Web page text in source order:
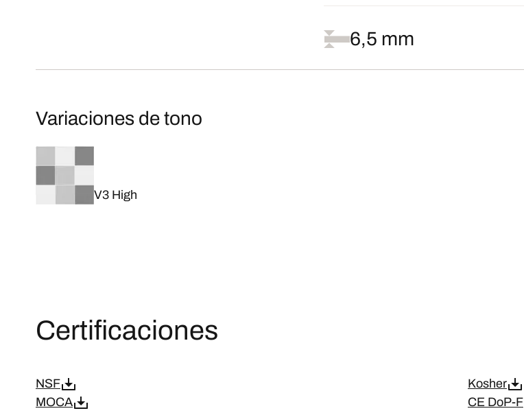
6,5 mm
Variaciones de tono
V3 High
Certificaciones
NSF
Kosher
MOCA
CE DoP-F